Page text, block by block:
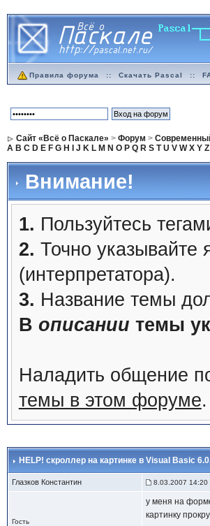
Правила форума :: Скачать Pascal ::
Сайт «Всё о Паскале» > Форум >
A B C D E F G H J K L M N O P Q R S T U V W X Y Z
Внимание!
1. Пользуйтесь
2. Точно указывайте
(интерпретатора).
3. Название темы
В описании темы
Наладить общение
темы в этом форуме.
HELP! скроллер на картинке в Visual Basic 6.0
Глазков Константин 8.03.2007 14:20
Гость
у меня на
картинку